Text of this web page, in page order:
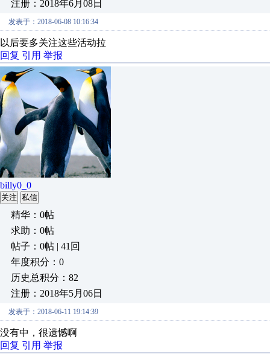
注册：2018年6月08日
发表于：2018-06-08 10:16:34
以后要多关注这些活动拉
回复 引用 举报
billy0_0
关注 私信
精华：0帖
求助：0帖
帖子：0帖 | 41回
年度积分：0
历史总积分：82
注册：2018年5月06日
发表于：2018-06-11 19:14:39
没有中，很遗憾啊
回复 引用 举报